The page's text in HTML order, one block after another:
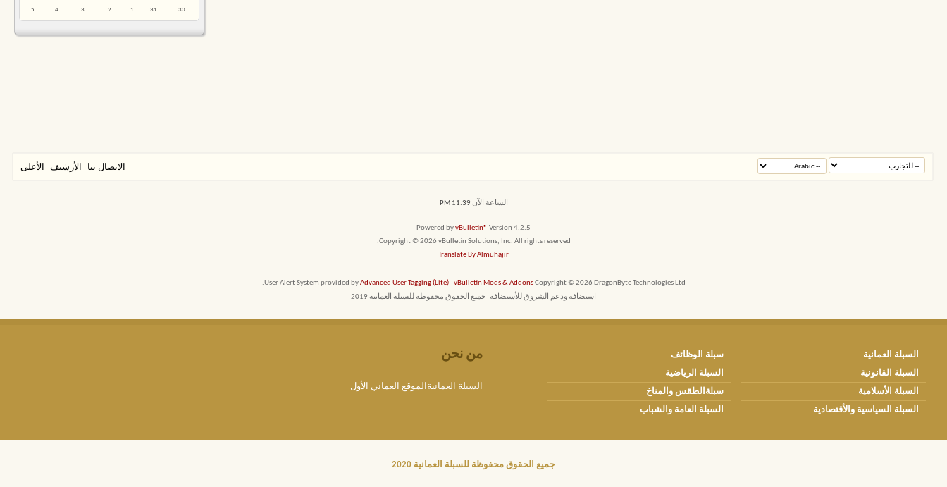
30
31
1
2
3
4
5
الاتصال بنا الأرشيف الأعلى
الساعة الآن11:39 PM
Powered byvBulletin® Version 4.2.5
Copyright © 2026 vBulletin Solutions, Inc. All rights reserved.
Translate By Almuhajir
User Alert System provided byAdvanced User Tagging (Lite)-vBulletin Mods & AddonsCopyright © 2026 DragonByte Technologies Ltd.
استضافة ودعم الشروق للأستضافة- جميع الحقوق محفوظة للسبلة العمانية 2019
السبلة العمانية
سبلة الوظائف
السبلة القانونية
السبلة الرياضية
السبلة الأسلامية
سبلةالطقس والمناخ
السبلة السياسية والأقتصادية
السبلة العامة والشباب
من نحن
السبلة العمانيةالموقع العماني الأول
جميع الحقوق محفوظة للسبلة العمانية 2020